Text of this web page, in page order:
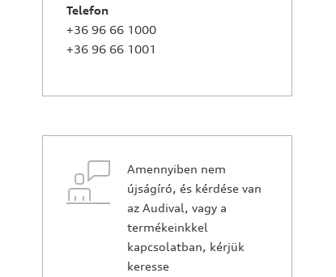
Telefon
+36 96 66 1000
+36 96 66 1001
Amennyiben nem
újságíró, és kérdése van
az Audival, vagy a
termékeinkkel
kapcsolatban, kérjük
keresse